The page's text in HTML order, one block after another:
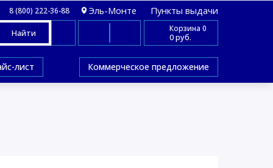
8 (800) 222-36-88 Эль-Монте Пункты выдачи
Найти Корзина 0
0 руб.
лист Коммерческое предложение